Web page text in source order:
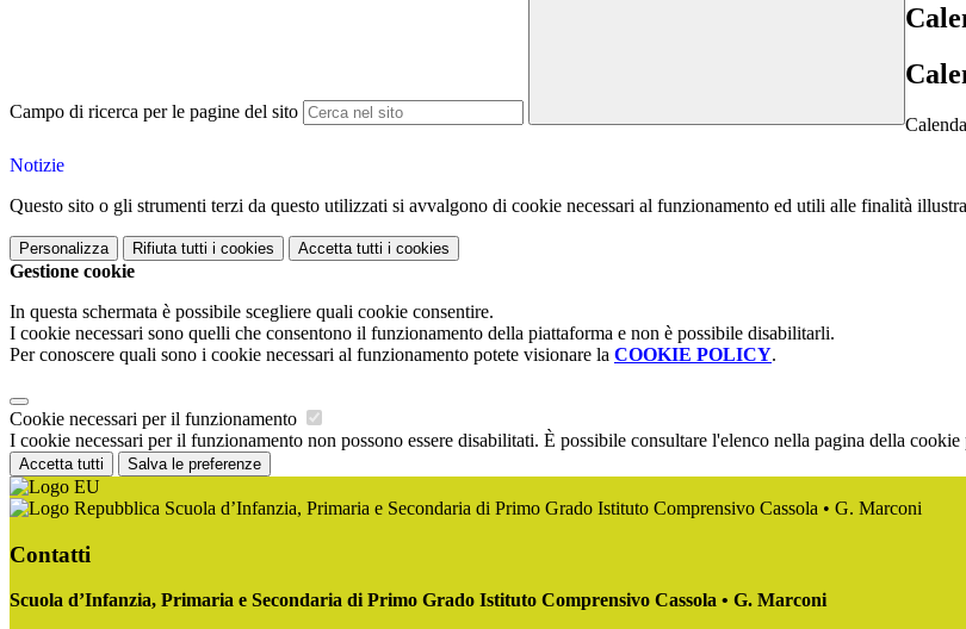
Campo di ricerca per le pagine del sito
Notizie
Questo sito o gli strumenti terzi da questo utilizzati si avvalgono di cookie necessari al funzionamento ed utili alle finalità
Personalizza Rifiuta tutti i cookies Accetta tutti i cookies
Gestione cookie
In questa schermata è possibile scegliere quali cookie consentire.
I cookie necessari sono quelli che consentono il funzionamento della piattaforma e non è possibile disabilitarli.
Per conoscere quali sono i cookie necessari al funzionamento potete visionare la COOKIE POLICY.
Cookie necessari per il funzionamento
I cookie necessari per il funzionamento non possono essere disabilitati. È possibile consultare l'elenco nella pagina della cookie
Accetta tutti Salva le preferenze
Scuola d’Infanzia, Primaria e Secondaria di Primo Grado Istituto Comprensivo Cassola • G. Marconi
Contatti
Scuola d’Infanzia, Primaria e Secondaria di Primo Grado Istituto Comprensivo Cassola • G. Marconi